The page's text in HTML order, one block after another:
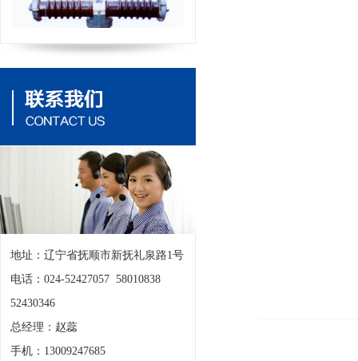
地址：辽宁省抚顺市新抚礼泉路1号
电话：024-52427057 58010838
52430346
总经理：赵蕊
手机：13009247685